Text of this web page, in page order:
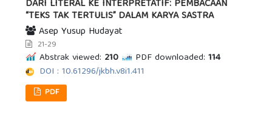
DARI LITERAL KE INTERPRETATIF: PEMBACAAN
“TEKS TAK TERTULIS” DALAM KARYA SASTRA
Asep Yusup Hudayat
21-29
Abstrak viewed: 210 PDF downloaded: 114
DOI : 10.61296/jkbh.v8i1.411
PDF